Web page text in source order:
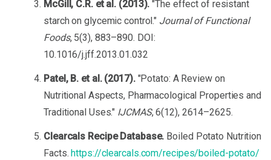
McGill, C.R. et al. (2013). "The effect of resistant
starch on glycemic control." Journal of Functional
Foods, 5(3), 883–890. DOI:
10.1016/j.jff.2013.01.032
Patel, B. et al. (2017)."Potato: A Review on
Nutritional Aspects, Pharmacological Properties and
Traditional Uses." IJCMAS, 6(12), 2614–2625.
Clearcals Recipe Database. Boiled Potato Nutrition
Facts.https://clearcals.com/recipes/boiled-potato/